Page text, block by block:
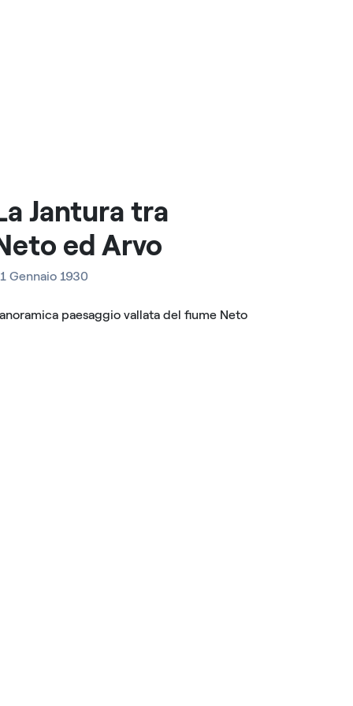
Jantura tra
ed Arvo
Gennaio 1930
paesaggio vallata del fiume Neto